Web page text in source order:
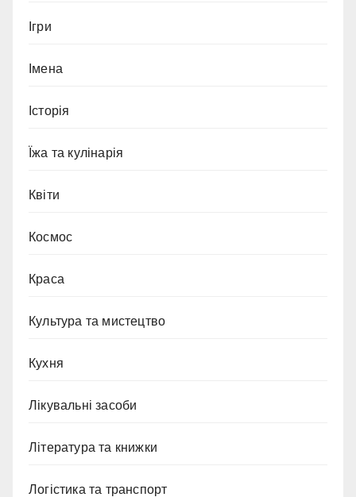
Ігри
Імена
Історія
Їжа та кулінарія
Квіти
Космос
Краса
Культура та мистецтво
Кухня
Лікувальні засоби
Література та книжки
Логістика та транспорт